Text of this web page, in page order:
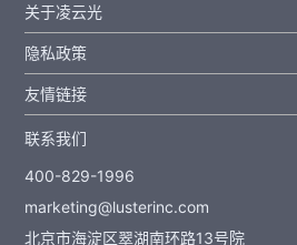
关于凌云光
隐私政策
友情链接
联系我们
400-829-1996
marketing@lusterinc.com
北京市海淀区翠湖南环路13号院